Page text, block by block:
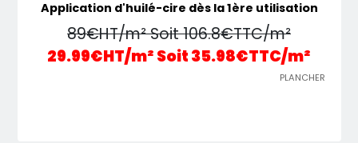
Application d'huilé-cire dès la 1ère utilisation
89€HT/m² Soit 106.8€TTC/m²
29.99€HT/m² Soit 35.98€TTC/m²
PLANCHER